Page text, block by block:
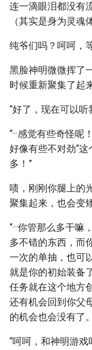
连一滴眼泪都没有
（其实是身为灵魂
纯爷们吗？呵呵，
黑脸神明微微挥了
时候重新聚集了起
“好了，现在可以听
“···感觉有些奇怪
好像有些不对劲“
多！”
啧，刚刚你腿上的
聚集起来，也会变
“···你管那么多干
多不错的东西，而
一次的单抽，也可
就是你的初始装备
任务就在这个地方
还有机会回到你父
的机会也会没有了
“呵呵，和神明游